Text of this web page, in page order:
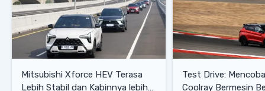
Mitsubishi Xforce HEV Terasa
Lebih Stabil dan Kabinnya lebih
Test Drive: Mencoba Geely
Coolray Bermesin